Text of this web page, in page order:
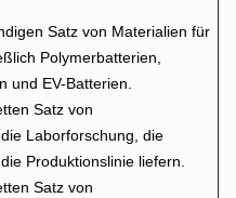
Satz von Materialien für
Polymerbatterien,
und EV-Batterien.
Satz von
Laborforschung, die
Produktionslinie liefern.
Satz von